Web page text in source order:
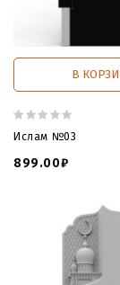
В
Ислам №03
899.00₽